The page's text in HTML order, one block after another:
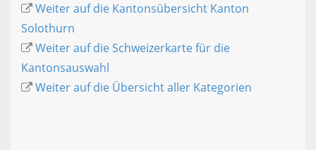
Weiter auf die Kantonsübersicht Kanton
Solothurn
Weiter auf die Schweizerkarte für die
Kantonsauswahl
Weiter auf die Übersicht aller Kategorien